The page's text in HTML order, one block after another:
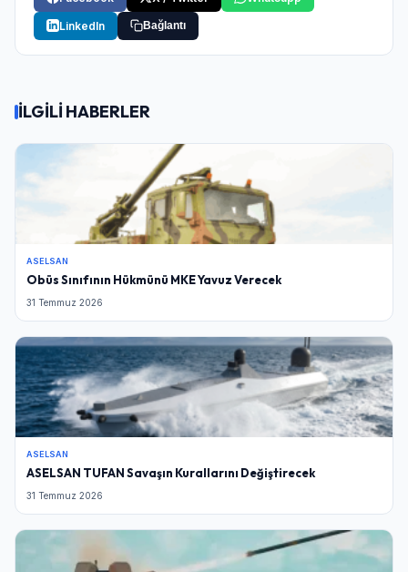
LinkedIn Bağlantı
İLGİLİ HABERLER
ASELSAN
Obüs Sınıfının Hükmünü MKE Yavuz Verecek
31 Temmuz 2026
ASELSAN
ASELSAN TUFAN Savaşın Kurallarını Değiştirecek
31 Temmuz 2026